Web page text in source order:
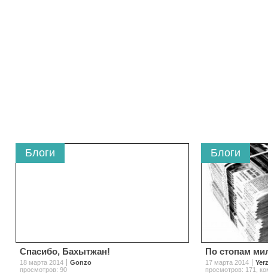
Блоги
Спасибо, Бахытжан!
18 марта 2014
Gonzo
просмотров: 90
Блоги
По стопам
17 марта 2014
просмотров: 171